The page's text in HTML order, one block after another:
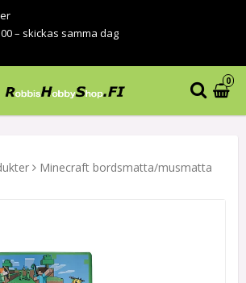
– skickas samma dag
0
Minecraft bordsmatta/musmatta